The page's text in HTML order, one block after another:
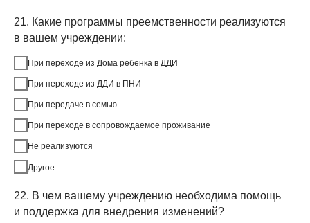
21. Какие программы преемственности реализуются
в вашем учреждении:
При переходе из Дома ребенка в ДДИ
При переходе из ДДИ в ПНИ
При передаче в семью
При переходе в сопровождаемое проживание
Не реализуются
Другое
22. В чем вашему учреждению необходима помощь
и поддержка для внедрения изменений?